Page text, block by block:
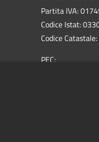
Partita IVA:
Codice Istat:
Codice
PEC: